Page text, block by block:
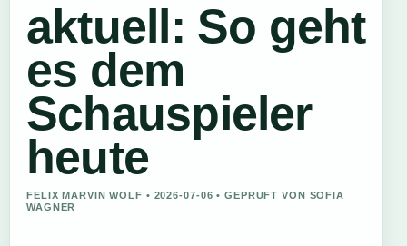
aktuell: So geht
es dem
Schauspieler
heute
FELIX MARVIN WOLF • 2026-07-06 • GEPRUFT VON SOFIA
WAGNER